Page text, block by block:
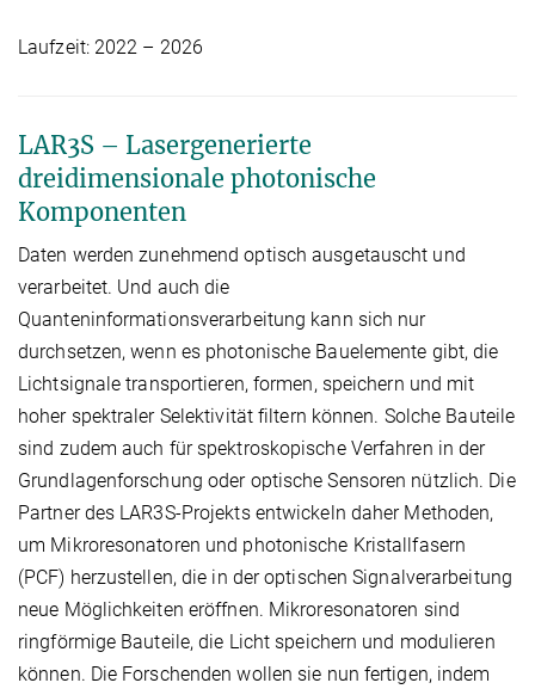
Laufzeit: 2022 – 2026
LAR3S – Lasergenerierte
dreidimensionale photonische
Komponenten
Daten werden zunehmend optisch ausgetauscht und
verarbeitet. Und auch die
Quanteninformationsverarbeitung kann sich nur
durchsetzen, wenn es photonische Bauelemente gibt, die
Lichtsignale transportieren, formen, speichern und mit
hoher spektraler Selektivität filtern können. Solche Bauteile
sind zudem auch für spektroskopische Verfahren in der
Grundlagenforschung oder optische Sensoren nützlich. Die
Partner des LAR3S-Projekts entwickeln daher Methoden,
um Mikroresonatoren und photonische Kristallfasern
(PCF) herzustellen, die in der optischen Signalverarbeitung
neue Möglichkeiten eröffnen. Mikroresonatoren sind
ringförmige Bauteile, die Licht speichern und modulieren
können. Die Forschenden wollen sie nun fertigen, indem